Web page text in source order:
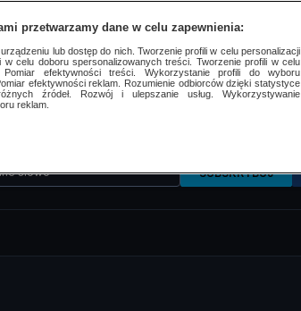
słowo SUBSKRYBUJ
przetwarzamy dane w celu zapewnienia:
lub dostęp do nich. Tworzenie profili w celu personalizacji
w celu doboru spersonalizowanych treści. Tworzenie profili w celu
Pomiar efektywności treści. Wykorzystanie profili do wyboru
efektywności reklam. Rozumienie odbiorców dzięki statystyce
źródeł. Rozwój i ulepszanie usług. Wykorzystywanie
reklam.